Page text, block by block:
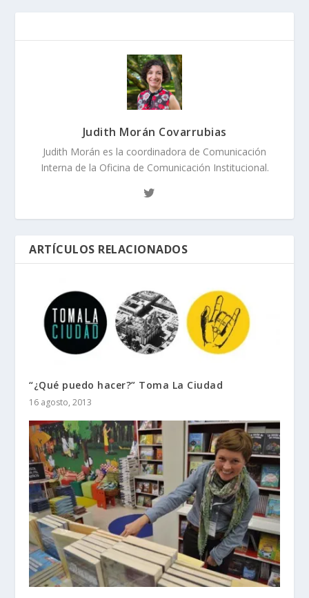
Judith Morán Covarrubias
Judith Morán es la coordinadora de Comunicación
Interna de la Oficina de Comunicación Institucional.
ARTÍCULOS RELACIONADOS
“¿Qué puedo hacer?” Toma La Ciudad
16 agosto, 2013